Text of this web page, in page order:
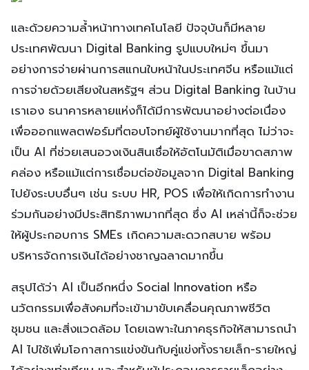
และด้วยความล้ำหน้าทางเทคโนโลยี ปัจจุบันก็มีหลาย
ประเทศพัฒนา Digital Banking รูปแบบใหม่ๆ ขึ้นมา
อย่างการจ่ายผ่านการสแกนใบหน้าในประเทศจีน หรือแม้แต่
การจ่ายด้วยเสียงในสหรัฐฯ ส่วน Digital Banking ในบ้าน
เราเอง ธนาคารหลายแห่งก็ได้มีการพัฒนาอย่างต่อเนื่อง
เพื่อออกแพลตฟอร์มที่ตอบโจทย์ผู้ใช้งานมากที่สุด ไม่ว่าจะ
เป็น AI ที่ช่วยเสนอวงเงินสินเชื่อให้อัตโนมัติเมื่อขาดสภาพ
คล่อง หรือแม้แต่การเชื่อมต่อข้อมูลจาก Digital Banking
ไปยังระบบอื่นๆ เช่น ระบบ HR, POS เพื่อให้เกิดการทำงาน
ร่วมกันอย่างมีประสิทธิภาพมากที่สุด ซึ่ง AI เหล่านี้ก็จะช่วย
ให้ผู้ประกอบการ SMEs เกิดความสะดวกสบาย พร้อม
บริหารจัดการเงินได้อย่างชาญฉลาดมากขึ้น
สรุปได้ว่า AI เป็นอีกหนึ่ง Social Innovation หรือ
นวัตกรรมเพื่อสังคมที่จะเข้ามาขับเคลื่อนคุณภาพชีวิต
ชุมชน และสิ่งแวดล้อม โดยเฉพาะในภาคธุรกิจให้สามารถนำ
AI ไปใช้เพิ่มโอกาสการแข่งขันกับคู่แข่งทั้งรายเล็ก-รายใหญ่